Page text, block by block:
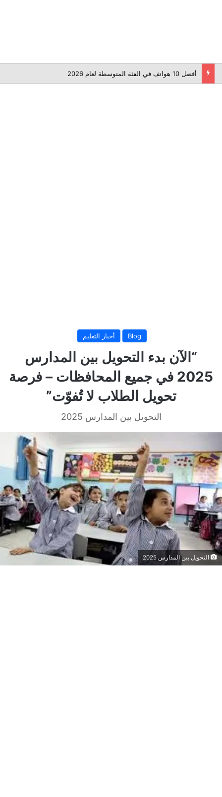
أفضل 10 هواتف في الفئة المتوسطة لعام 2026
Blog أخبار التعليم
“الآن بدء التحويل بين المدارس
2025 في جميع المحافظات – فرصة
تحويل الطلاب لا تُفوّت”
التحويل بين المدارس 2025
التحويل بين المدارس 2025